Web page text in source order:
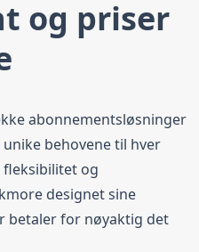
og priser
abonnementsløsninger
behovene til hver
fleksibilitet og
designet sine
betaler for nøyaktig det